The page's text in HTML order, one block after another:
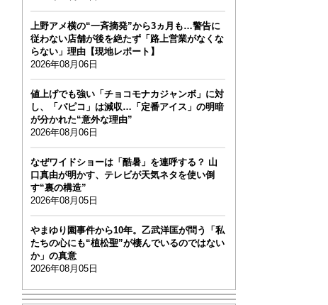
上野アメ横の“一斉摘発”から3ヵ月も…警告に
従わない店舗が後を絶たず「路上営業がなくな
らない」理由【現地レポート】
2026年08月06日
値上げでも強い「チョコモナカジャンボ」に対
し、「パピコ」は減収…「定番アイス」の明暗
が分かれた“意外な理由”
2026年08月06日
なぜワイドショーは「酷暑」を連呼する？ 山
口真由が明かす、テレビが天気ネタを使い倒
す“裏の構造”
2026年08月05日
やまゆり園事件から10年。乙武洋匡が問う「私
たちの心にも“植松聖”が棲んでいるのではない
か」の真意
2026年08月05日